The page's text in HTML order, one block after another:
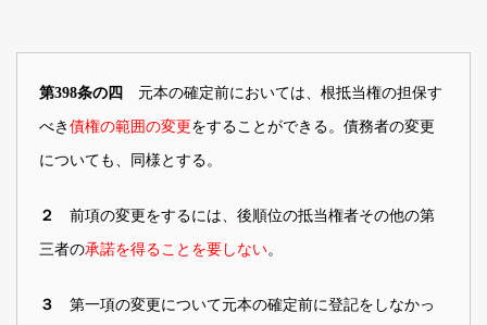
第398条の四
元本の確定前においては、根抵当権の担保す
べき債権の範囲の変更をすることができる。債務者の変更
についても、同様とする。
２
前項の変更をするには、後順位の抵当権者その他の第
三者の承諾を得ることを要しない。
３
第一項の変更について元本の確定前に登記をしなかっ